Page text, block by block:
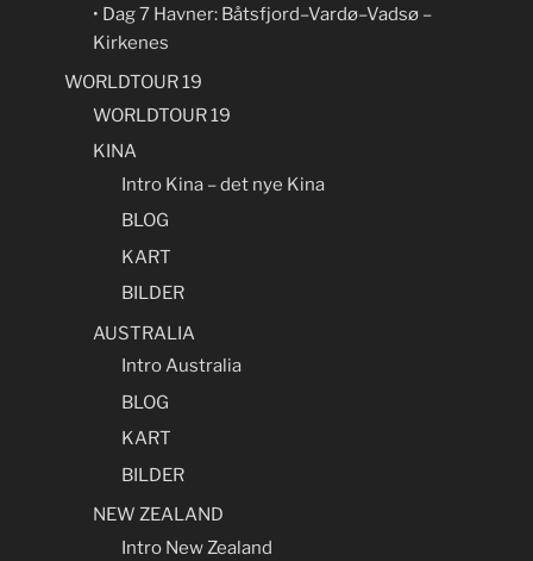
• Dag 7 Havner: Båtsfjord–Vardø–Vadsø –
Kirkenes
WORLDTOUR 19
WORLDTOUR 19
KINA
Intro Kina – det nye Kina
BLOG
KART
BILDER
AUSTRALIA
Intro Australia
BLOG
KART
BILDER
NEW ZEALAND
Intro New Zealand